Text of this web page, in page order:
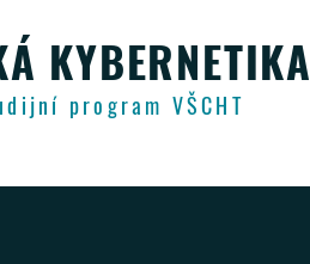
KYBERNETIKA
program VŠCHT